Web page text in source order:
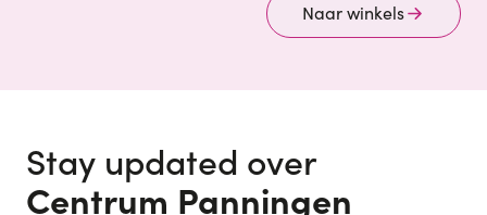
Naar winkels
Stay updated over
Centrum Panningen